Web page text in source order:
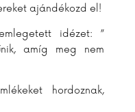
ajándékozd el!
idézet: ”
amíg meg nem
hordoznak,